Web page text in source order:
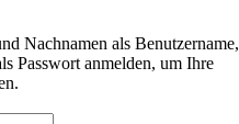
Nachnamen als Benutzername,
Passwort anmelden, um Ihre